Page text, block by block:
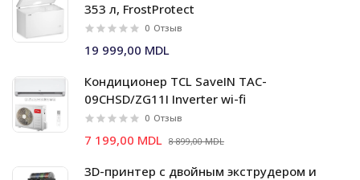
353 л, FrostProtect
0 Отзыв
19 999,00 MDL
Кондиционер TCL SaveIN TAC-
09CHSD/ZG11I Inverter wi-fi
0 Отзыв
7 199,00 MDL 8 899,00 MDL
3D-принтер с двойным экструдером и